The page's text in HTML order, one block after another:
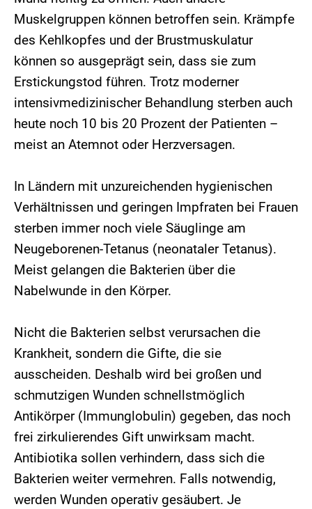
Muskelgruppen können betroffen sein. Krämpfe
des Kehlkopfes und der Brustmuskulatur
können so ausgeprägt sein, dass sie zum
Erstickungstod führen. Trotz moderner
intensivmedizinischer Behandlung sterben auch
heute noch 10 bis 20 Prozent der Patienten –
meist an Atemnot oder Herzversagen.
In Ländern mit unzureichenden hygienischen
Verhältnissen und geringen Impfraten bei Frauen
sterben immer noch viele Säuglinge am
Neugeborenen-Tetanus (neonataler Tetanus).
Meist gelangen die Bakterien über die
Nabelwunde in den Körper.
Nicht die Bakterien selbst verursachen die
Krankheit, sondern die Gifte, die sie
ausscheiden. Deshalb wird bei großen und
schmutzigen Wunden schnellstmöglich
Antikörper (Immunglobulin) gegeben, das noch
frei zirkulierendes Gift unwirksam macht.
Antibiotika sollen verhindern, dass sich die
Bakterien weiter vermehren. Falls notwendig,
werden Wunden operativ gesäubert. Je